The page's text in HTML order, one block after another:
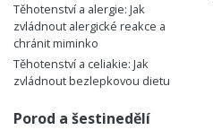
Těhotenství a alergie: Jak
zvládnout alergické reakce a
chránit miminko
Těhotenství a celiakie: Jak
zvládnout bezlepkovou dietu
Porod a šestinedělí